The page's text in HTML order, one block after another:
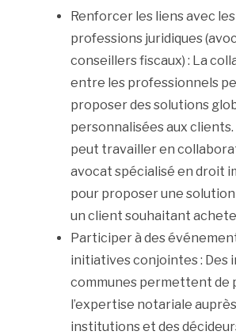
Renforcer les liens avec
professions juridiques
conseillers fiscaux) : La
entre les professionnels
proposer des solutions
personnalisées aux
peut travailler en
avocat spécialisé en droit
pour proposer une
un client souhaitant
Participer à des
initiatives conjointes : Des
communes permettent de
l’expertise notariale
institutions et des